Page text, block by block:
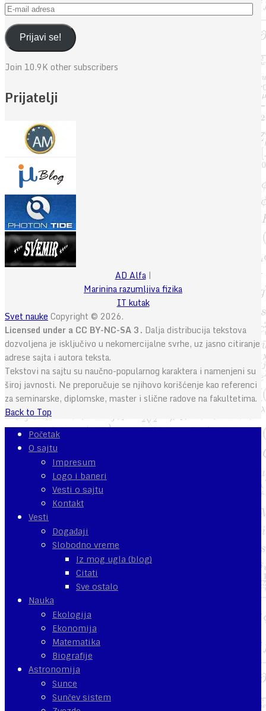
E-
mail
adresaPrijavi se!
Join 10.9K other subscribers
Prijatelji
AD Alfa|
Marinina razumljiva fizika
IT kutak
Svet nauke Copyright © 2026.
Licensed under a CC BY-NC-SA 3. Dalja distribucija tekstova
dozvoljena je isključivo u nekomercijalne svrhe, uz jasno citiranje
adrese sajta i autora teksta.
Tekstovi na sajtu su naučno-popularnog karaktera i namenjeni su
široj javnosti. Ne preporučuje se njihovo korišćenje kao referenci
za seminarske, diplomske, master i slične radove na fakultetima.
Back to Top
Početak
O sajtu
Impresum
Logo i baneri
Vesti o sajtu
Kontakt
Vesti
Događaji
Slobodno vreme
Iz mog ugla (blog)
Citati
Sve ostalo
Nauka
Ekologija
Ekonomija
Matematika
Biografije
Astronomija
Sunce
Sunčev sistem